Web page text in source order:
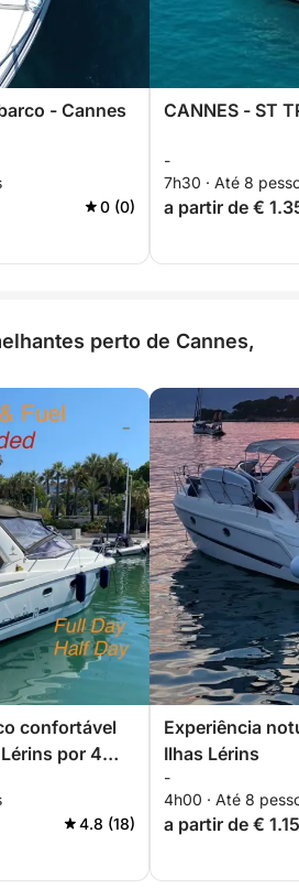
a combinação perfeita de
e o estilo de vida da
- Cannes
0 (0)
CANNES - ST
-
7h30 · Até 8
a partir de €
perto de Cannes,
confortável
por 4
para
4.8 (18)
Experiência
Ilhas Lérins
-
4h00 · Até 8
a partir de €